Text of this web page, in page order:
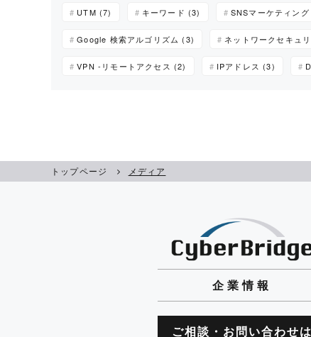
UTM (7) キーワード (3) SNSマーケティン
Google 検索アルゴリズム (3) ネットワークセキュ
VPN -リモートアクセス (2) IPアドレス (3)
トップページ メディア
企業情報
ご相談・お問い合わせは